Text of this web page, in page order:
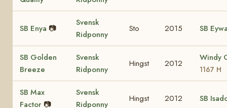
SB Enya 📷
Svensk
Ridponny
Sto 2015 SB
SB Golden
Breeze
Svensk
Ridponny
Hingst 2012
Windy
1167 H
SB Max
Factor 📷
Svensk
Ridponny
Hingst 2012 SB